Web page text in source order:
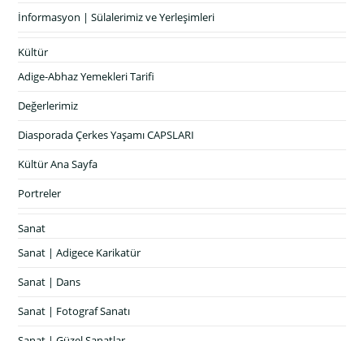
İnformasyon | Sülalerimiz ve Yerleşimleri
Kültür
Adige-Abhaz Yemekleri Tarifi
Değerlerimiz
Diasporada Çerkes Yaşamı CAPSLARI
Kültür Ana Sayfa
Portreler
Sanat
Sanat | Adigece Karikatür
Sanat | Dans
Sanat | Fotograf Sanatı